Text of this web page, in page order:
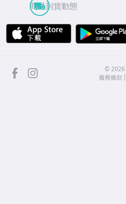
商品到貨動態
APP Store
facebook ©2026
服務條款